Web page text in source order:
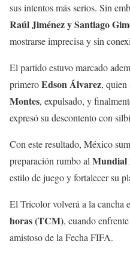
sus intentos más serios. Sin
Raúl Jiménez y Santiago
mostrarse imprecisa y sin
El partido estuvo marcado
primeroEdson Álvarez, quien
Montes, expulsado, y
expresó su descontento con
Con este resultado, México
preparación rumbo al Mundial
estilo de juego y fortalecer su
El Tricolor volverá a la cancha
horas (TCM), cuando
amistoso de la Fecha FIFA.